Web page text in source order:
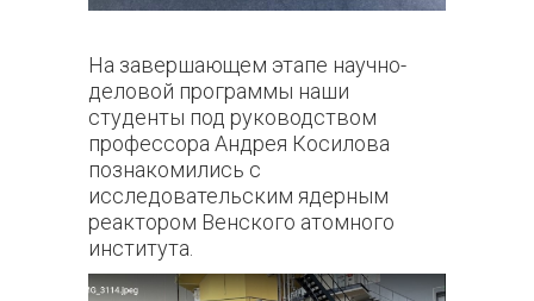
На завершающем этапе научно-
деловой программы наши
студенты под руководством
профессора Андрея Косилова
познакомились с
исследовательским ядерным
реактором Венского атомного
института.